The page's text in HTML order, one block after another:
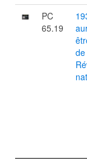
PC
65.19